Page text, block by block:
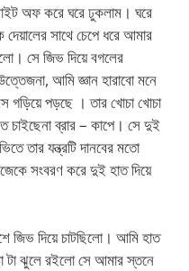
অফ করে ঘরে ঢুকলাম। ঘরে
সাথে চেপে ধরে আমার
সে জিভ দিয়ে বগলের
আমি জ্ঞান হারাবো মনে
গড়িয়ে পড়ছে । তার খোচা খোচা
চাইছেনা ব্রার – কাপে। সে দুই
তার যন্ত্রটি দানবের মতো
সংবরণ করে দুই হাত দিয়ে
জিভ দিয়ে চাটছিলো। আমি হাত
টা ঝুলে রইলো সে আমার স্তনে